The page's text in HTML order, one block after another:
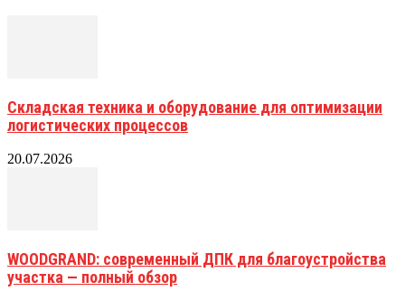
Складская техника и оборудование для оптимизации
логистических процессов
20.07.2026
WOODGRAND: современный ДПК для благоустройства
участка — полный обзор